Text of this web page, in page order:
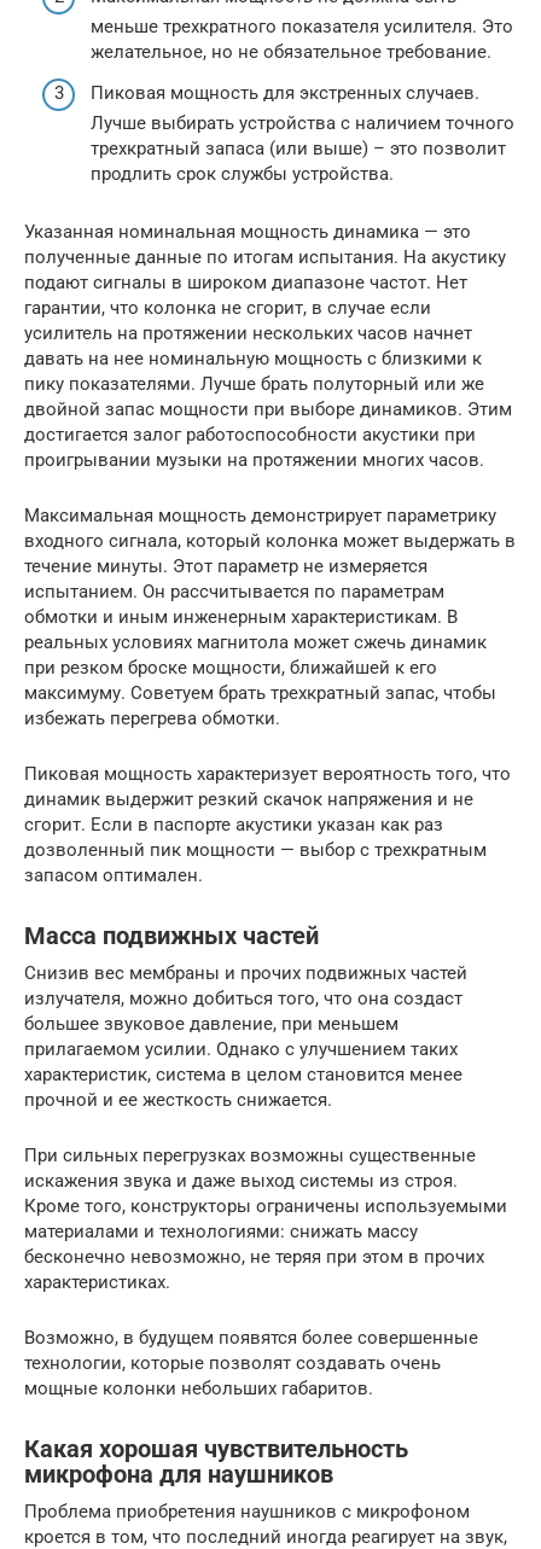
меньше трехкратного показателя усилителя. Это
желательное, но не обязательное требование.
Пиковая мощность для экстренных случаев.
Лучше выбирать устройства с наличием точного
трехкратный запаса (или выше) – это позволит
продлить срок службы устройства.
Указанная номинальная мощность динамика — это
полученные данные по итогам испытания. На акустику
подают сигналы в широком диапазоне частот. Нет
гарантии, что колонка не сгорит, в случае если
усилитель на протяжении нескольких часов начнет
давать на нее номинальную мощность с близкими к
пику показателями. Лучше брать полуторный или же
двойной запас мощности при выборе динамиков. Этим
достигается залог работоспособности акустики при
проигрывании музыки на протяжении многих часов.
Максимальная мощность демонстрирует параметрику
входного сигнала, который колонка может выдержать в
течение минуты. Этот параметр не измеряется
испытанием. Он рассчитывается по параметрам
обмотки и иным инженерным характеристикам. В
реальных условиях магнитола может сжечь динамик
при резком броске мощности, ближайшей к его
максимуму. Советуем брать трехкратный запас, чтобы
избежать перегрева обмотки.
Пиковая мощность характеризует вероятность того, что
динамик выдержит резкий скачок напряжения и не
сгорит. Если в паспорте акустики указан как раз
дозволенный пик мощности — выбор с трехкратным
запасом оптимален.
Масса подвижных частей
Снизив вес мембраны и прочих подвижных частей
излучателя, можно добиться того, что она создаст
большее звуковое давление, при меньшем
прилагаемом усилии. Однако с улучшением таких
характеристик, система в целом становится менее
прочной и ее жесткость снижается.
При сильных перегрузках возможны существенные
искажения звука и даже выход системы из строя.
Кроме того, конструкторы ограничены используемыми
материалами и технологиями: снижать массу
бесконечно невозможно, не теряя при этом в прочих
характеристиках.
Возможно, в будущем появятся более совершенные
технологии, которые позволят создавать очень
мощные колонки небольших габаритов.
Какая хорошая чувствительность
микрофона для наушников
Проблема приобретения наушников с микрофоном
кроется в том, что последний иногда реагирует на звук,